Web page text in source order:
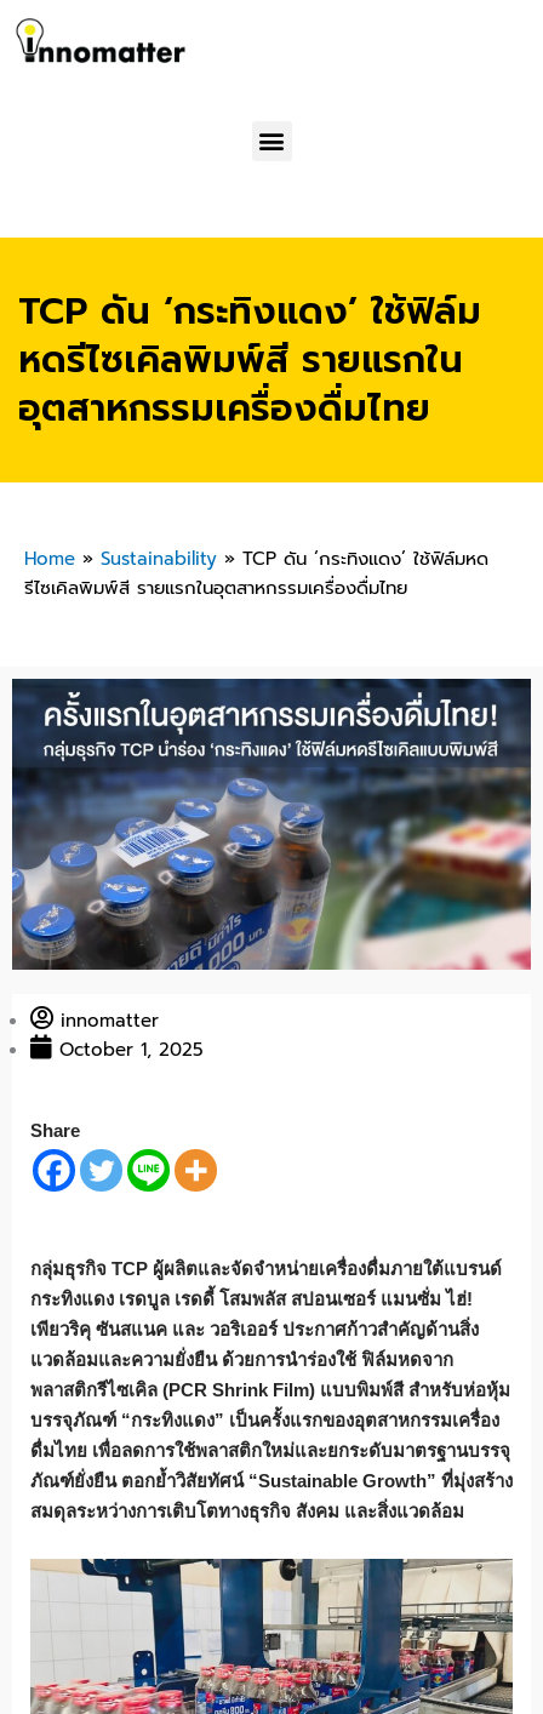
Menu
TCP ดัน ‘กระทิงแดง’ ใช้ฟิล์ม
หดรีไซเคิลพิมพ์สี รายแรกใน
อุตสาหกรรมเครื่องดื่มไทย
Home » Sustainability » TCP ดัน ‘กระทิงแดง’ ใช้ฟิล์มหด
รีไซเคิลพิมพ์สี รายแรกในอุตสาหกรรมเครื่องดื่มไทย
innomatter
October 1, 2025
Share
กลุ่มธุรกิจ TCP ผู้ผลิตและจัดจำหน่ายเครื่องดื่มภายใต้แบรนด์
กระทิงแดง เรดบูล เรดดี้ โสมพลัส สปอนเซอร์ แมนซั่ม ไฮ่!
เพียวริคุ ซันสแนค และ วอริเออร์ ประกาศก้าวสำคัญด้านสิ่ง
แวดล้อมและความยั่งยืน ด้วยการนำร่องใช้ ฟิล์มหดจาก
พลาสติกรีไซเคิล (PCR Shrink Film) แบบพิมพ์สี สำหรับห่อหุ้ม
บรรจุภัณฑ์ “กระทิงแดง” เป็นครั้งแรกของอุตสาหกรรมเครื่อง
ดื่มไทย เพื่อลดการใช้พลาสติกใหม่และยกระดับมาตรฐานบรรจุ
ภัณฑ์ยั่งยืน ตอกย้ำวิสัยทัศน์ “Sustainable Growth” ที่มุ่งสร้าง
สมดุลระหว่างการเติบโตทางธุรกิจ สังคม และสิ่งแวดล้อม